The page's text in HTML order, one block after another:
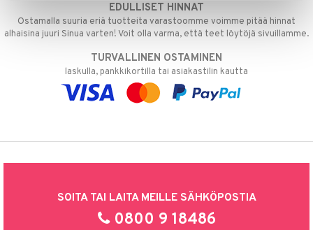
EDULLISET HINNAT
Ostamalla suuria eriä tuotteita varastoomme voimme pitää hinnat
alhaisina juuri Sinua varten! Voit olla varma, että teet löytöjä sivuillamme.
TURVALLINEN OSTAMINEN
laskulla, pankkikortilla tai asiakastilin kautta
SOITA TAI LAITA MEILLE SÄHKÖPOSTIA
0800 9 18486